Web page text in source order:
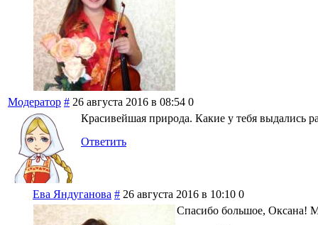
Модератор # 26 августа 2016 в 08:54 0
Красивейшая природа. Какие у тебя выдались
Ответить
Ева Яндуганова # 26 августа 2016 в 10:10 0
Спасибо большое, Оксана!